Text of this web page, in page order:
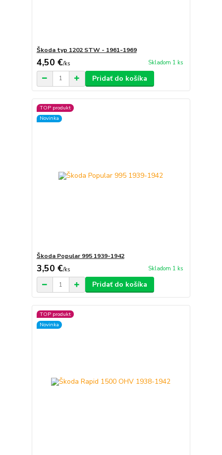
Škoda typ 1202 STW - 1961-1969
4,50 €/ks Skladom 1 ks
Pridať do košíka
TOP produkt
Novinka
Škoda Popular 995 1939-1942
3,50 €/ks Skladom 1 ks
Pridať do košíka
TOP produkt
Novinka